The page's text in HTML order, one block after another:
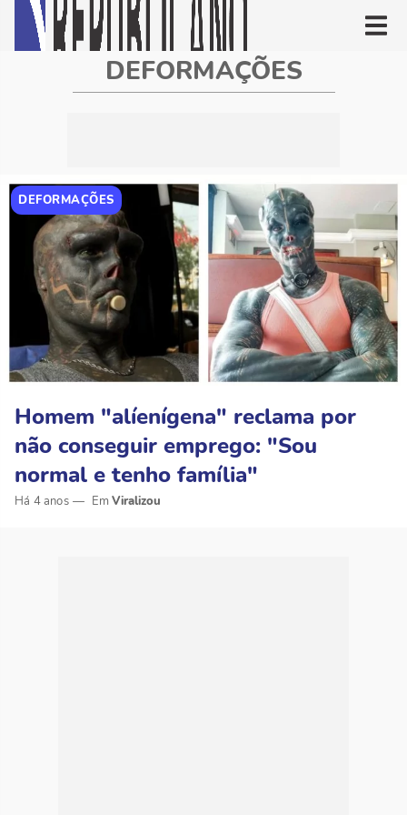
DEFORMAÇÕES
DEFORMAÇÕES
Homem "alíenígena" reclama por
não conseguir emprego: "Sou
normal e tenho família"
Há 4 anos Viralizou